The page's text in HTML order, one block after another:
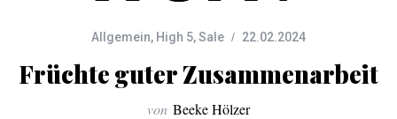
Allgemein, High 5,Sale 22.02.2024
Früchte guter Zusammenarbeit
von Beeke Hölzer